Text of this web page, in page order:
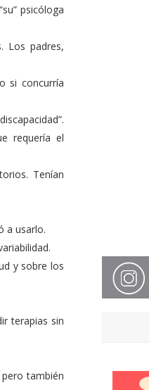
psicóloga
Los padres,
si concurría
requería el
Tenían
a usarlo.
y sobre los
terapias sin
también